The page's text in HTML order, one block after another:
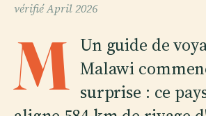
vérifiéApril 2026
M Un guide de
Malawi
surprise : ce